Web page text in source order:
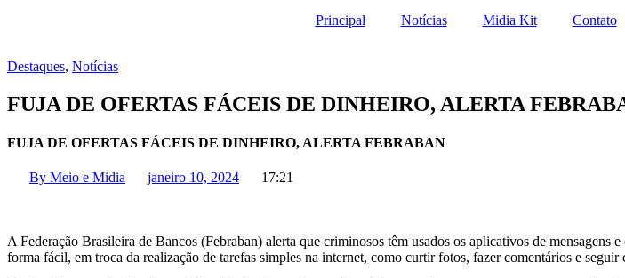
Principal Notícias Midia Kit Contato
Destaques, Notícias
FUJA DE OFERTAS FÁCEIS DE DINHEIRO, ALERTA
FUJA DE OFERTAS FÁCEIS DE DINHEIRO, ALERTA FEBRABAN
By Meio e Midia janeiro 10, 2024 17:21
A Federação Brasileira de Bancos (Febraban) alerta que criminosos têm usados os aplicativos de
forma fácil, em troca da realização de tarefas simples na internet, como curtir fotos, fazer comentários e seguir